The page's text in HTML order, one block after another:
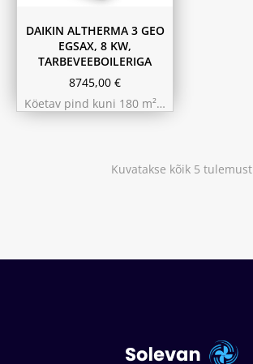
DAIKIN ALTHERMA 3 GEO
EGSAX, 8 KW,
TARBEVEEBOILERIGA
8745,00 €
Köetav pind kuni 180 m²…
Kuvatakse kõik 5 tulemust